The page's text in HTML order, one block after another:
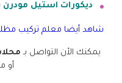
ديكورات استيل مودرن
شاهد أيضا معلم تركيب
يمكنك الأن التواصل بـ
أو